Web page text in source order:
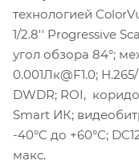
технологией
1/2.8'' Progressive
угол обзора 84°;
0.001Лк@F1.0;
DWDR; ROI,
Smart ИК;
-40°C до +60°C;
макс.